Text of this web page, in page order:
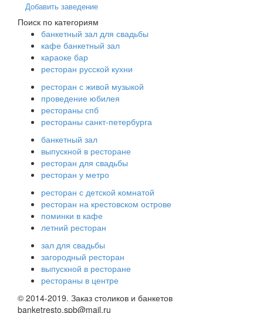
Добавить заведение
Поиск по категориям
банкетный зал для свадьбы
кафе банкетный зал
караоке бар
ресторан русской кухни
ресторан с живой музыкой
проведение юбилея
рестораны спб
рестораны санкт-петербурга
банкетный зал
выпускной в ресторане
ресторан для свадьбы
ресторан у метро
ресторан с детской комнатой
ресторан на крестовском острове
поминки в кафе
летний ресторан
зал для свадьбы
загородный ресторан
выпускной в ресторане
рестораны в центре
© 2014-2019. Заказ столиков и банкетов
banketresto.spb@mail.ru